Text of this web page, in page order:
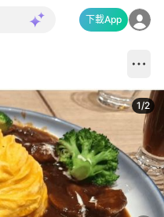
下載App
1/2